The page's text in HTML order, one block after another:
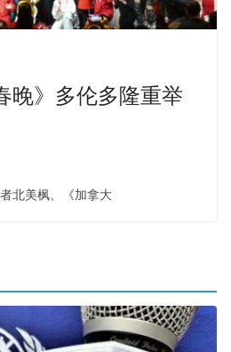
晚》多伦多隆重举
北美枫、《加拿大